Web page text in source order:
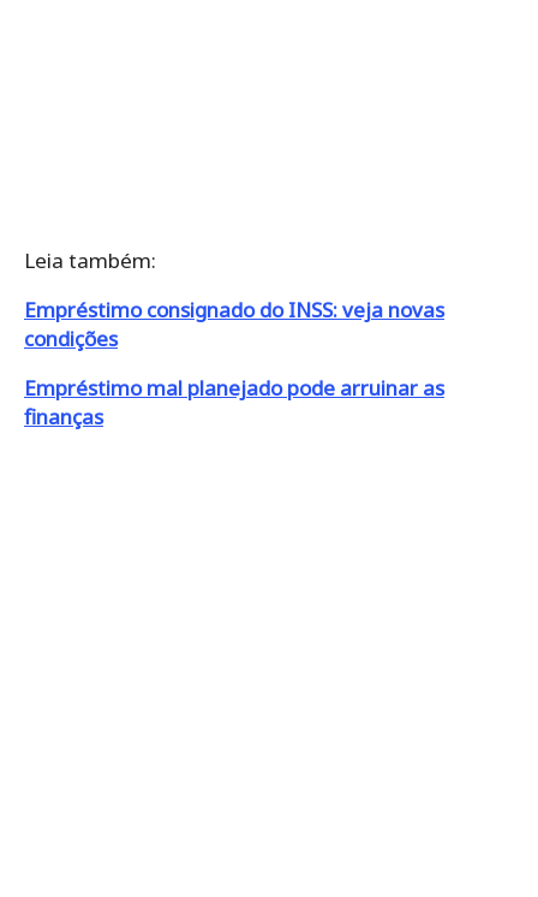
Leia também:
Empréstimo consignado do INSS: veja novas
condições
Empréstimo mal planejado pode arruinar as
finanças